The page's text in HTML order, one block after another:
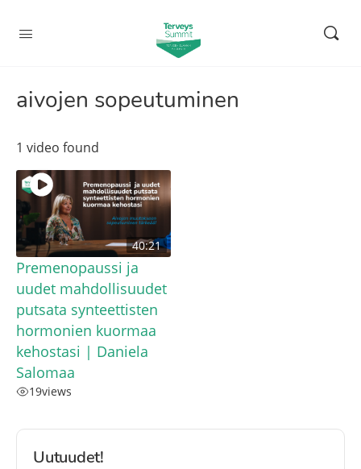
aivojen sopeutuminen
1 video found
40:21
Premenopaussi ja
uudet mahdollisuudet
putsata synteettisten
hormonien kuormaa
kehostasi | Daniela
Salomaa
19views
Uutuudet!